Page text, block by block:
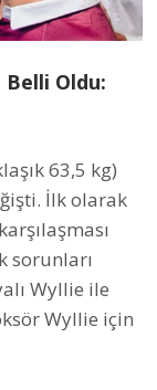
Oldu:
63,5 kg)
İlk olarak
sorunları
Wyllie ile
Wyllie için